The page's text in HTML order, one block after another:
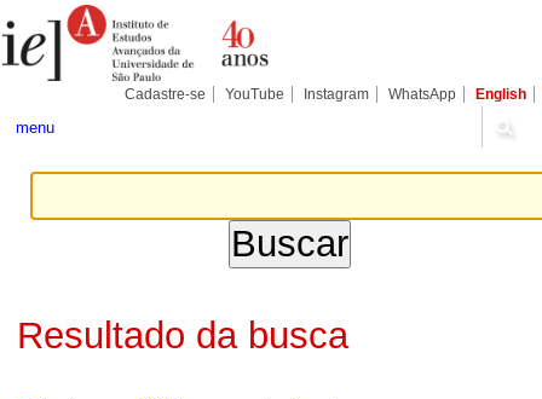
para
conteúdo.
Pessoais
Cadastre-se YouTube Instagram WhatsApp English
menu
Resultado da busca